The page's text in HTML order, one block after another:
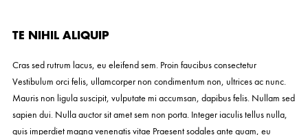
TE NIHIL ALIQUIP
Cras sed rutrum lacus, eu eleifend sem. Proin faucibus consectetur
Vestibulum orci felis, ullamcorper non condimentum non, ultrices ac nunc.
Mauris non ligula suscipit, vulputate mi accumsan, dapibus felis. Nullam sed
sapien dui. Nulla auctor sit amet sem non porta. Integer iaculis tellus nulla,
quis imperdiet magna venenatis vitae Praesent sodales ante quam, eu